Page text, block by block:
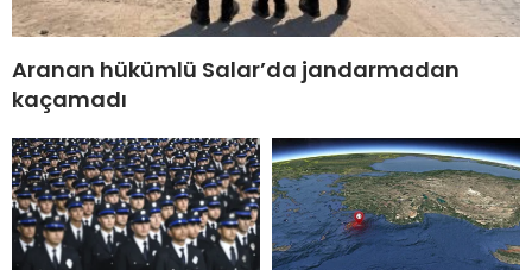
Aranan hükümlü Salar’da jandarmadan
kaçamadı